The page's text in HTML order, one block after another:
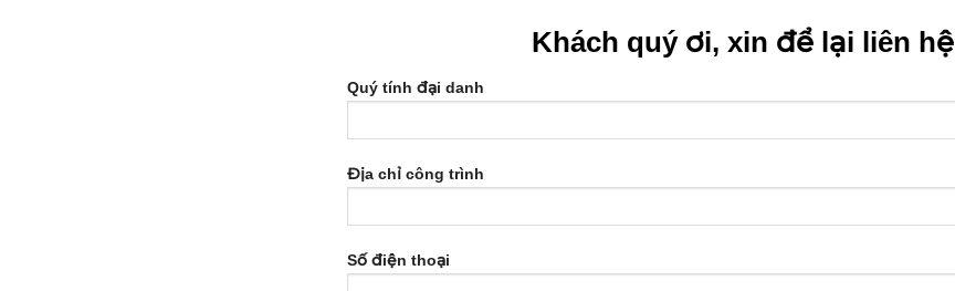
Khách quý ơi, xin để lại liên hệ
Quý tính đại danh
Địa chỉ công trình
Số điện thoại